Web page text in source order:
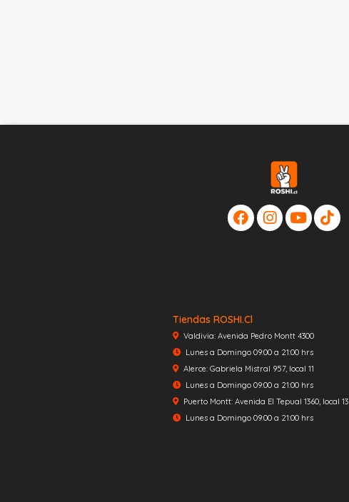
Tiendas ROSHI.cl
Valdivia: Avenida Pedro Montt 4300
Lunes a Domingo 09:00 a 21:00 hrs
Alerce: Gabriela Mistral 957, local 11
Lunes a Domingo 09:00 a 21:00 hrs
Puerto Montt: Avenida El Tepual 1360, local 13
Lunes a Domingo 09:00 a 21:00 hrs